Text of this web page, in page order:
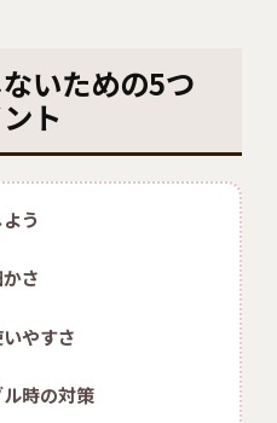
いための5つ
ト
う
さ
やすさ
時の対策